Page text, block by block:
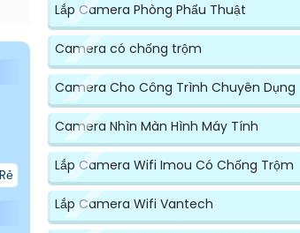
Lắp Camera Phòng Phẩu Thuật
Camera có chống trộm
Camera Cho Công Trình Chuyên Dụng
Camera Nhìn Màn Hình Máy Tính
Lắp Camera Wifi Imou Có Chống Trộm
Lắp Camera Wifi Vantech